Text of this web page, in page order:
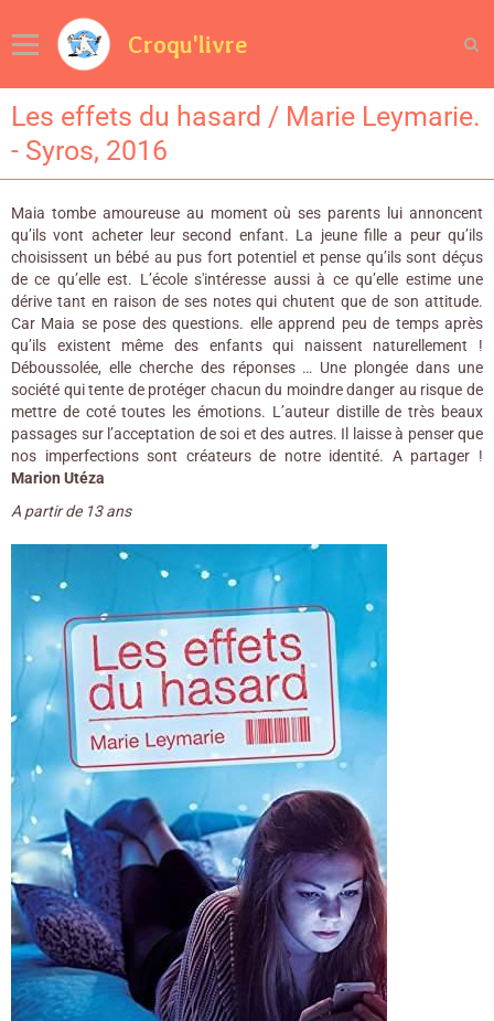
Croqu'livre
Les effets du hasard / Marie Leymarie.
- Syros, 2016
Maia tombe amoureuse au moment où ses parents lui annoncent
qu’ils vont acheter leur second enfant. La jeune fille a peur qu’ils
choisissent un bébé au pus fort potentiel et pense qu’ils sont déçus
de ce qu’elle est. L’école s'intéresse aussi à ce qu’elle estime une
dérive tant en raison de ses notes qui chutent que de son attitude.
Car Maia se pose des questions. elle apprend peu de temps après
qu’ils existent même des enfants qui naissent naturellement !
Déboussolée, elle cherche des réponses … Une plongée dans une
société qui tente de protéger chacun du moindre danger au risque de
mettre de coté toutes les émotions. L’auteur distille de très beaux
passages sur l’acceptation de soi et des autres. Il laisse à penser que
nos imperfections sont créateurs de notre identité. A partager !
Marion Utéza
A partir de 13 ans